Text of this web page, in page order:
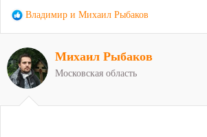
Р
к
ц
и
Владимир и Михаил Рыбаков
Михаил Рыбаков
Московская область